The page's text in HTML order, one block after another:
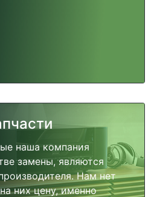
наша компания
замены, являются
Нам нет
них цену, именно